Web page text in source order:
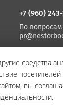
+7 (960)
По вопросам
+7 (812)
По вопросам
(по будням с
средства
вы
.